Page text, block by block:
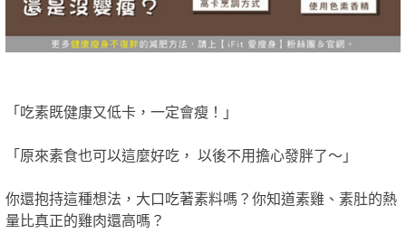
「吃素既健康又低卡，一定會瘦！」
「原來素食也可以這麼好吃， 以後不用擔心發胖了～」
你還抱持這種想法，大口吃著素料嗎？你知道素雞、素肚的熱
量比真正的雞肉還高嗎？